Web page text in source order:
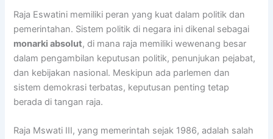
Raja Eswatini memiliki peran yang kuat dalam politik dan
pemerintahan. Sistem politik di negara ini dikenal sebagai
monarki absolut, di mana raja memiliki wewenang besar
dalam pengambilan keputusan politik, penunjukan pejabat,
dan kebijakan nasional. Meskipun ada parlemen dan
sistem demokrasi terbatas, keputusan penting tetap
berada di tangan raja.
Raja Mswati III, yang memerintah sejak 1986, adalah salah